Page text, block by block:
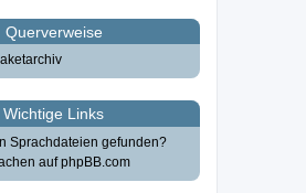
Querverweise
Wichtige Links
Sprachdateien gefunden?
auf phpBB.com